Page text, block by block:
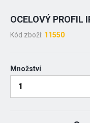
OCELOVÝ PROFIL
Kód zboží: 11550
Množství